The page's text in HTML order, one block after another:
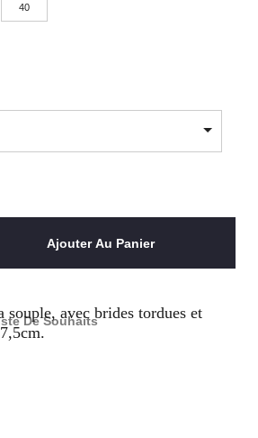
40
Ajouter Au Panier
De Souhaits
souple, avec brides tordues et
cm.